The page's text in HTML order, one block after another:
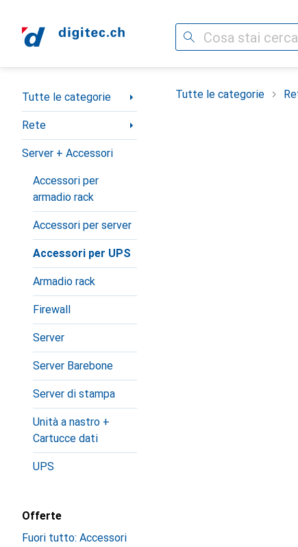
Cerca
Categoria Navigazione
Tutte le categorie
Rete
Server + Accessori
Accessori per
armadio rack
Accessori per server
Accessori per UPS
Armadio rack
Firewall
Server
Server Barebone
Server di stampa
Unità a nastro +
Cartucce dati
UPS
Offerte
Fuori tutto: Accessori
Tutte le categorie